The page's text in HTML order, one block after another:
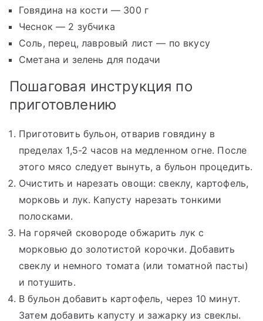
Говядина на кости — 300 г
Чеснок — 2 зубчика
Соль, перец, лавровый лист — по вкусу
Сметана и зелень для подачи
Пошаговая инструкция по
приготовлению
Приготовить бульон, отварив говядину в
пределах 1,5-2 часов на медленном огне. После
этого мясо следует вынуть, а бульон процедить.
Очистить и нарезать овощи: свеклу, картофель,
морковь и лук. Капусту нарезать тонкими
полосками.
На горячей сковороде обжарить лук с
морковью до золотистой корочки. Добавить
свеклу и немного томата (или томатной пасты)
и потушить.
В бульон добавить картофель, через 10 минут.
Затем добавить капусту и зажарку из свеклы.